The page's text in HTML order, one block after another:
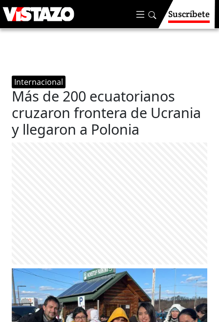
Suscríbete
Internacional
Más de 200 ecuatorianos
cruzaron frontera de Ucrania
y llegaron a Polonia